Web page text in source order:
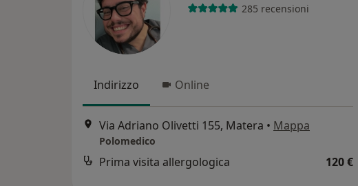
285 recensioni
Indirizzo Online
Via Adriano Olivetti 155, Matera • Mappa
Polomedico
Prima visita allergologica 120 €